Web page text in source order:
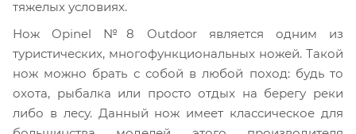
тяжелых условиях.
Нож Opinel №8 Outdoor является одним из
туристических, многофункциональных ножей. Такой
нож можно брать с собой в любой поход: будь то
охота, рыбалка или просто отдых на берегу реки
либо в лесу. Данный нож имеет классическое для